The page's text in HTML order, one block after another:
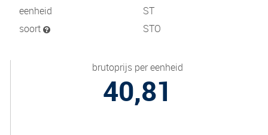
eenheid
ST
soort
STO
brutoprijs per eenheid
40,81